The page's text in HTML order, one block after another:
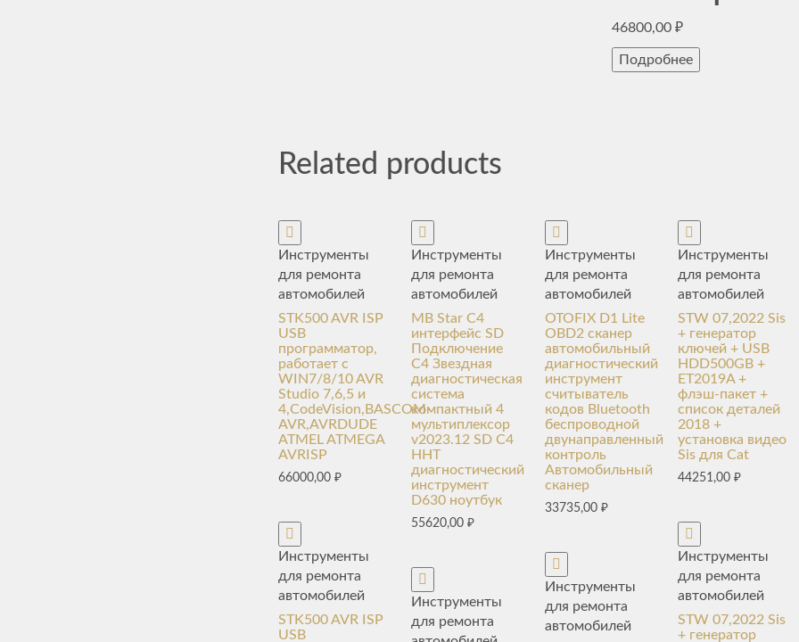
46800,00₽
Подробнее
Related products
Инструменты
для ремонта
автомобилей
STK500 AVR ISP
USB
программатор,
работает с
WIN7/8/10 AVR
Studio 7,6,5 и
4,CodeVision,BASCOM-
AVR,AVRDUDE
ATMEL ATMEGA
AVRISP
66000,00 ₽
Инструменты
для ремонта
автомобилей
STK500 AVR ISP
USB
Инструменты
для ремонта
автомобилей
MB Star C4
интерфейс SD
Подключение
C4 Звездная
диагностическая
система
компактный 4
мультиплексор
v2023.12 SD C4
HHT
диагностический
инструмент
D630 ноутбук
55620,00₽
Инструменты
для ремонта
Инструменты
для ремонта
автомобилей
OTOFIX D1 Lite
OBD2 сканер
автомобильный
диагностический
инструмент
считыватель
кодов Bluetooth
беспроводной
двунаправленный
контроль
Автомобильный
сканер
33735,00 ₽
Инструменты
для ремонта
автомобилей
Инструменты
для ремонта
автомобилей
STW 07,2022 Sis
+ генератор
ключей + USB
HDD500GB +
ET2019A +
флэш-пакет +
список деталей
2018 +
установка видео
Sis для Cat
44251,00₽
Инструменты
для ремонта
автомобилей
STW 07,2022 Sis
+ генератор